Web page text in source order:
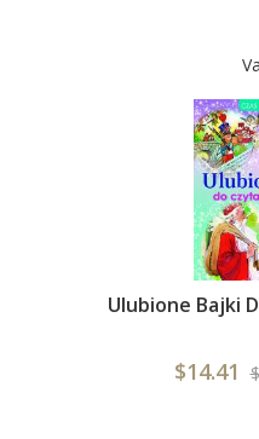
Ulubione Bajki
$14.41